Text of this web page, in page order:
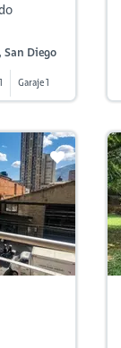
San Diego
Garaje 1